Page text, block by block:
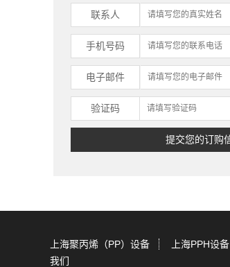
联系人
手机号码
电子邮件
验证码
上海聚丙烯（PP）设备 上海PPH设备
我们